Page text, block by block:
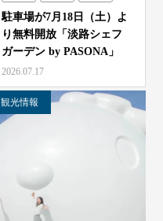
シェフガーデン
駐車場が7月18日（土）よ
り無料開放「淡路シェフ
ガーデン by PASONA」
「Ladyb…
2026.07.17
観光情報